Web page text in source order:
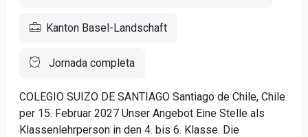
Kanton Basel-Landschaft
Jornada completa
COLEGIO SUIZO DE SANTIAGO Santiago de Chile, Chile
per 15. Februar 2027 Unser Angebot Eine Stelle als
Klassenlehrperson in den 4. bis 6. Klasse. Die